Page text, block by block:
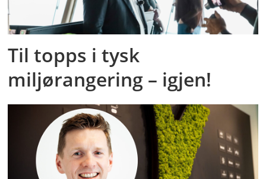
Til topps i tysk
miljørangering – igjen!